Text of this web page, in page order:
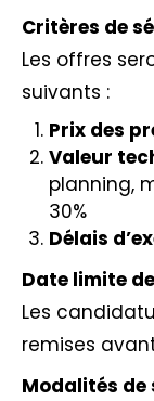
Critères de
Les offres
suivants :
Prix des
Valeur
planning,
30%
Délais
Date limite
Les
remises
Modalités de